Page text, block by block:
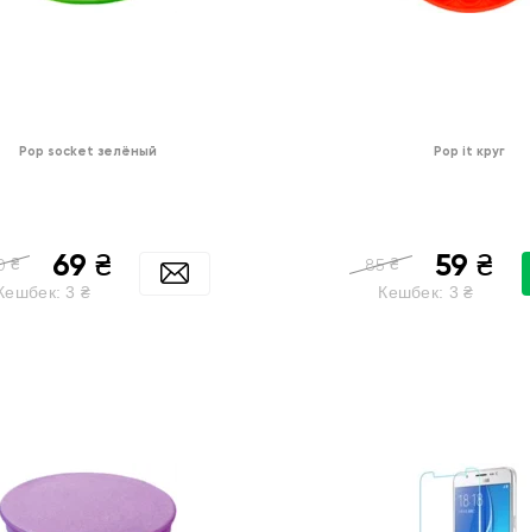
Pop socket зелёный
₴ 69 ₴
3 ₴
Pop it круг
85 ₴ 59 ₴
Кешбек: 3 ₴